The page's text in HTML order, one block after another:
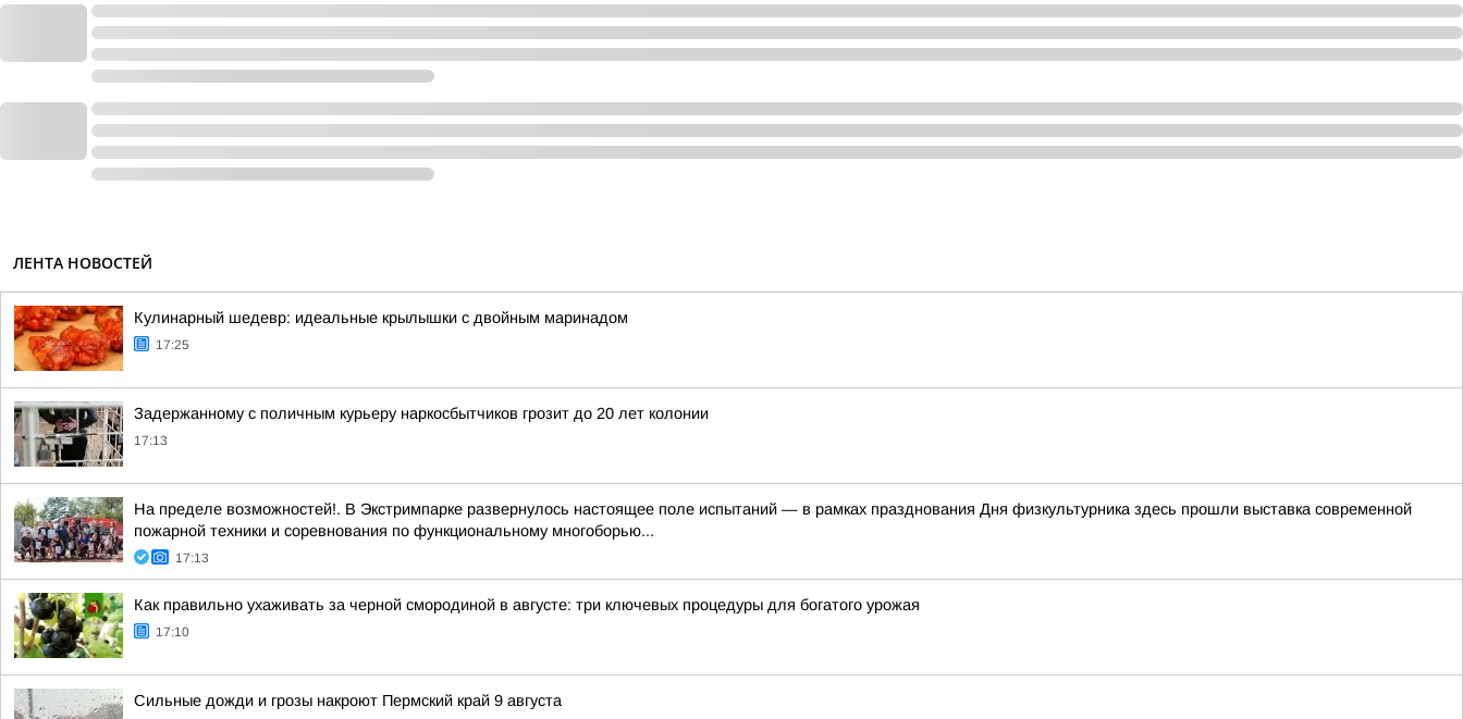
ЛЕНТА НОВОСТЕЙ
Кулинарный шедевр: идеальные крылышки с двойным маринадом
17:25
Задержанному с поличным курьеру наркосбытчиков грозит до 20 лет колонии
17:13
На пределе возможностей!. В Экстримпарке развернулось настоящее поле испытаний — в рамках празднования Дня физкультурника здесь прошли выставка современной
пожарной техники и соревнования по функциональному многоборью...
17:13
Как правильно ухаживать за черной смородиной в августе: три ключевых процедуры для богатого урожая
17:10
Сильные дожди и грозы накроют Пермский край 9 августа